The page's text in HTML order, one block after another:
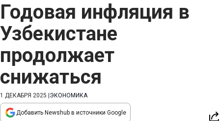
Годовая инфляция в
Узбекистане
продолжает
снижаться
1 ДЕКАБРЯ 2025 ЭКОНОМИКА
Добавить Newshub в источники Google